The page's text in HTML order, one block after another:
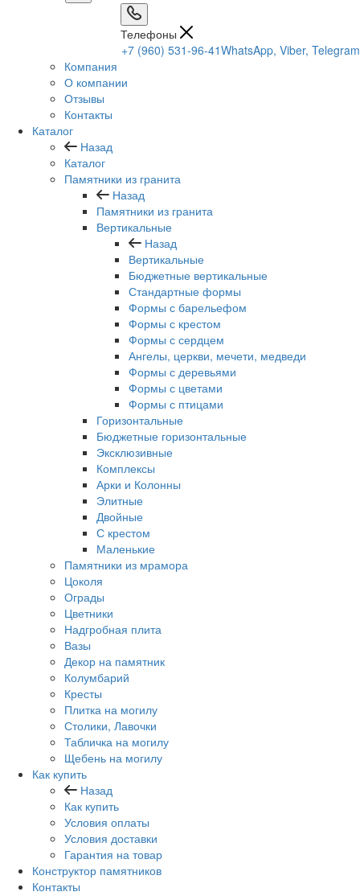
Телефоны
+7 (960) 531-96-41WhatsApp, Viber, Telegram
Компания
О компании
Отзывы
Контакты
Каталог
Назад
Каталог
Памятники из гранита
Назад
Памятники из гранита
Вертикальные
Назад
Вертикальные
Бюджетные вертикальные
Стандартные формы
Формы с барельефом
Формы с крестом
Формы с сердцем
Ангелы, церкви, мечети, медведи
Формы с деревьями
Формы с цветами
Формы с птицами
Горизонтальные
Бюджетные горизонтальные
Эксклюзивные
Комплексы
Арки и Колонны
Элитные
Двойные
С крестом
Маленькие
Памятники из мрамора
Цоколя
Ограды
Цветники
Надгробная плита
Вазы
Декор на памятник
Колумбарий
Кресты
Плитка на могилу
Столики, Лавочки
Табличка на могилу
Щебень на могилу
Как купить
Назад
Как купить
Условия оплаты
Условия доставки
Гарантия на товар
Конструктор памятников
Контакты